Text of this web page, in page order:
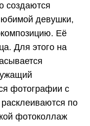
создаются
девушки,
Её
Для этого на
фотографии с
по
фотоколлаж